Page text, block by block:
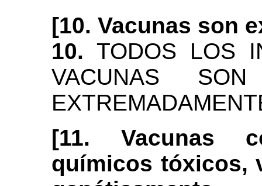
[10. Vacunas son
10. TODOS LOS
VACUNAS
[11. Vacunas
químicos tóxicos,